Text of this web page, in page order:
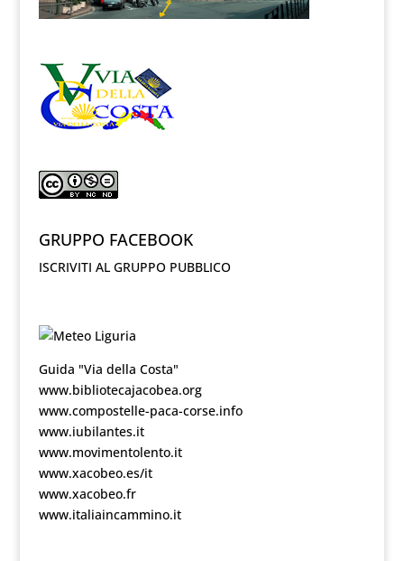
GRUPPO FACEBOOK
ISCRIVITI AL GRUPPO PUBBLICO
Guida "Via della Costa"
www.bibliotecajacobea.org
www.compostelle-paca-corse.info
www.iubilantes.it
www.movimentolento.it
www.xacobeo.es/it
www.xacobeo.fr
www.italiaincammino.it